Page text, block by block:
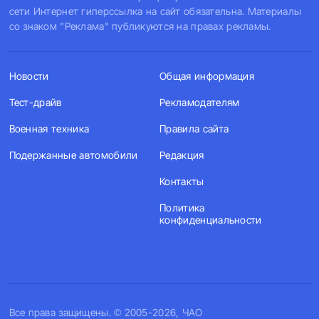
сети Интернет гиперссылка на сайт обязательна. Материалы
со знаком "Реклама" публикуются на правах рекламы.
Все права защищены. © 2005-2026, ЧАО
Новости
Тест-драйв
Военная техника
Подержанные автомобили
Общая информация
Рекламодателям
Правила сайта
Редакция
Контакты
Политика
конфиденциальности